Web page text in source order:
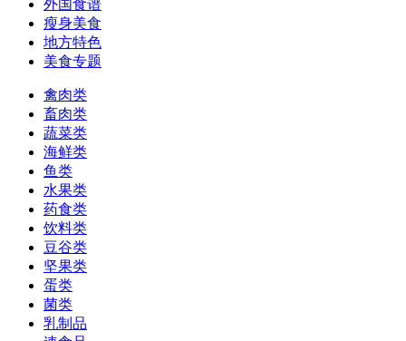
外国食谱
瘦身美食
地方特色
美食专题
禽肉类
畜肉类
蔬菜类
海鲜类
鱼类
水果类
药食类
饮料类
豆谷类
坚果类
蛋类
菌类
乳制品